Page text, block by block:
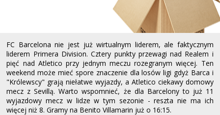
FC Barcelona nie jest już wirtualnym liderem, ale faktycznym
liderem Primera Division. Cztery punkty przewagi nad Realem i
pięć nad Atletico przy jednym meczu rozegranym więcej. Ten
weekend może mieć spore znaczenie dla losów ligi gdyż Barca i
"Królewscy" grają niełatwe wyjazdy, a Atletico ciekawy domowy
mecz z Sevillą. Warto wspomnieć, że dla Barcelony to już 11
wyjazdowy mecz w lidze w tym sezonie - reszta nie ma ich
więcej niż 8. Gramy na Benito Villamarin już o 16:15.